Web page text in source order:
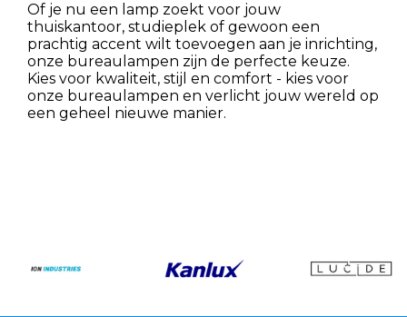
Of je nu een lamp zoekt voor jouw
thuiskantoor, studieplek of gewoon een
prachtig accent wilt toevoegen aan je inrichting,
onze bureaulampen zijn de perfecte keuze.
Kies voor kwaliteit, stijl en comfort - kies voor
onze bureaulampen en verlicht jouw wereld op
een geheel nieuwe manier.